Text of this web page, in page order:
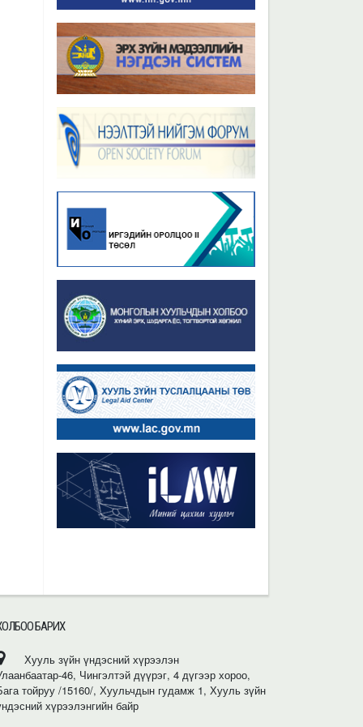
Бүх мэдээ
БАРИХ
Хууль зүйн үндэсний хүрээлэн
46, Чингэлтэй дүүрэг, 4 дүгээр хороо,
тойруу /15160/, Хуульчдын гудамж 1, Хууль зүйн
хүрээлэнгийн байр